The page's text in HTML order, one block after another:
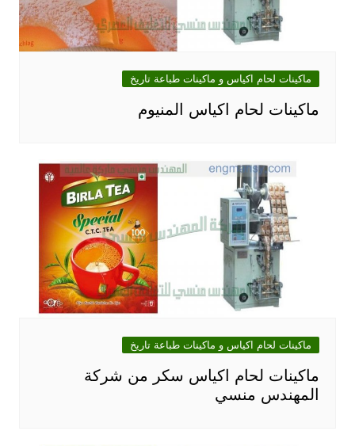
ماكينات لحام اكياس و ماكينات طباعة تاريخ
ماكينات لحام اكياس المنيوم
ماكينات لحام اكياس و ماكينات طباعة تاريخ
ماكينات لحام اكياس سكر من شركة
المهندس منسي